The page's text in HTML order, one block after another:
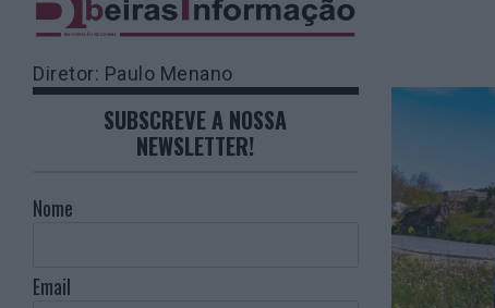
Diretor: Paulo Menano
SUBSCREVE A NOSSA
NEWSLETTER!
Nome
Email